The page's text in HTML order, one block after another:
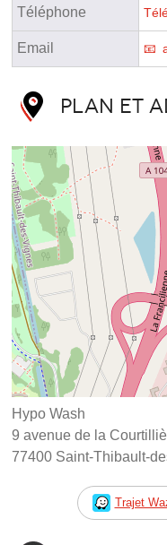
Téléphone
Email
Plan et
Hypo Wash
9 avenue de la
77400 Saint-Thibault-
Trajet